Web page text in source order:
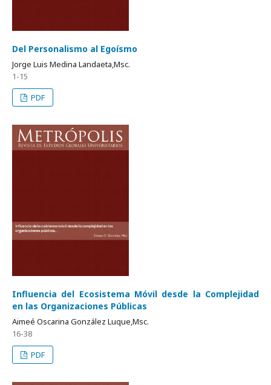
Del Personalismo al Egoísmo
Jorge Luis Medina Landaeta,Msc.
1-15
PDF
Influencia del Ecosistema Móvil desde la Complejidad
en las Organizaciones Públicas
Aimeé Oscarina González Luque,Msc.
16-38
PDF